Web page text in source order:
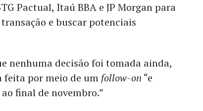
Pactual, Itaú BBA e JP Morgan para
e buscar potenciais
nenhuma decisão foi tomada ainda,
feita por meio de um follow-on “e
final de novembro.”